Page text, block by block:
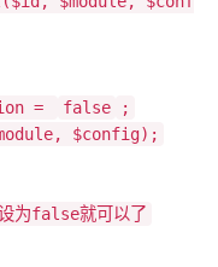
= false
;
$config);
为false就可以了